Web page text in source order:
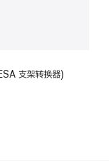
支架转换器)